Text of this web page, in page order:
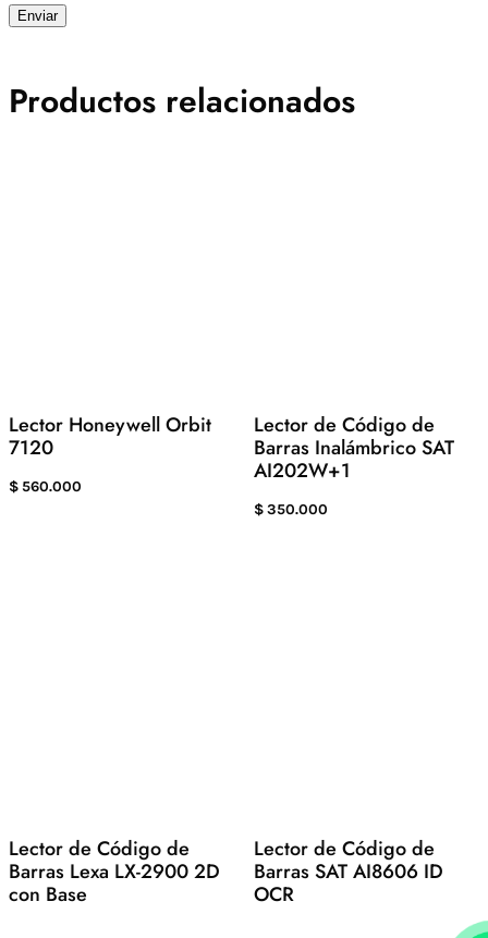
Enviar
Productos relacionados
Lector Honeywell Orbit
7120
$560.000
Lector de Código de
Barras Inalámbrico SAT
AI202W+1
$350.000
Lector de Código de
Barras Lexa LX-2900 2D
con Base
Lector de Código de
Barras SAT AI8606 ID
OCR